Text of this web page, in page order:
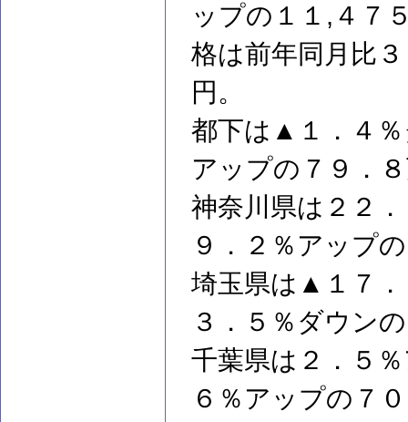
ップの１１,４７
格は前年同月比
円。
都下は▲１．４％
アップの７９．
神奈川県は２２
９．２％アップ
埼玉県は▲１７
３．５％ダウン
千葉県は２．５
６％アップの７